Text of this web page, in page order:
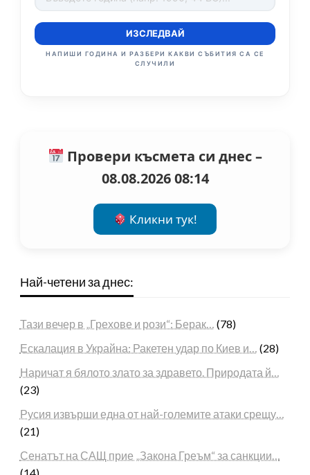
ИЗСЛЕДВАЙ
НАПИШИ ГОДИНА И РАЗБЕРИ КАКВИ СЪБИТИЯ СА СЕ
СЛУЧИЛИ
Провери късмета си днес –
08.08.2026 08:14
Кликни тук!
Най-четени за днес:
Тази вечер в „Грехове и рози“: Берак… (78)
Ескалация в Украйна: Ракетен удар по Киев и… (28)
Наричат я бялото злато за здравето. Природата й…
(23)
Русия извърши една от най-големите атаки срещу…
(21)
Сенатът на САЩ прие „Закона Греъм“ за санкции…